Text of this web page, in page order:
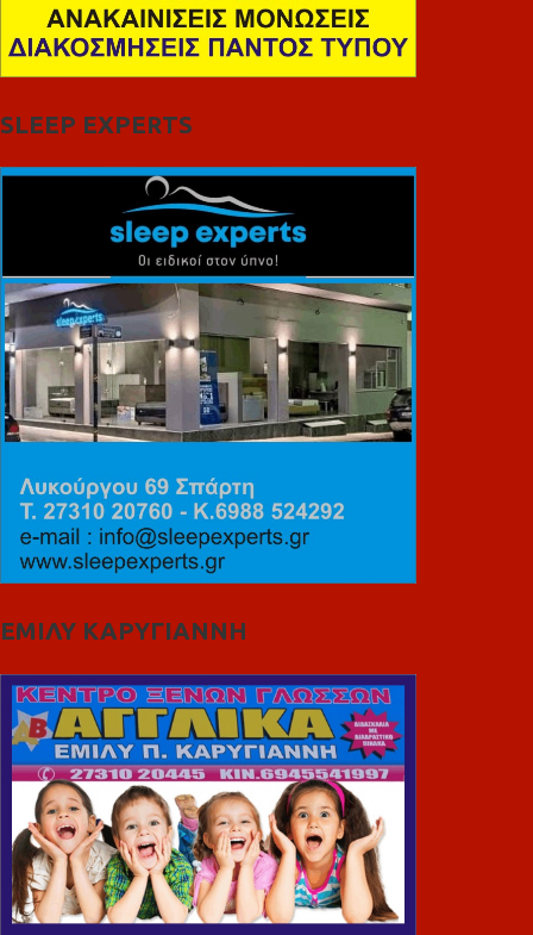
SLEEP EXPERTS
ΕΜΙΛΥ ΚΑΡΥΓΙΑΝΝΗ